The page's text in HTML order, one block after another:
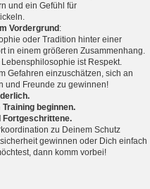
und ein Gefühl für
Vordergrund :
oder Tradition hinter einer
in einem größeren Zusammenhang.
ist Respekt.
Gefahren einzuschätzen, sich an
und Freunde zu gewinnen!
beginnen.
Fortgeschrittene.
zu Deinem Schutz
gewinnen oder Dich einfach
dann komm vorbei!